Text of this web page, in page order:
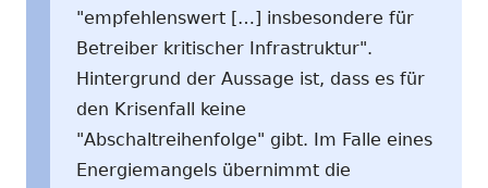
"empfehlenswert […] insbesondere für
Betreiber kritischer Infrastruktur".
Hintergrund der Aussage ist, dass es für
den Krisenfall keine
"Abschaltreihenfolge" gibt. Im Falle eines
Energiemangels übernimmt die